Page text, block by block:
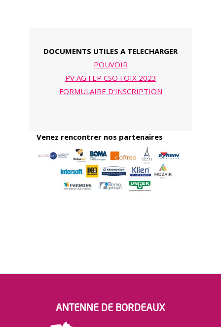
DOCUMENTS UTILES A TELECHARGER
POUVOIR
PV AG FEP CSO FOIX 2023
FORMULAIRE D’INSCRIPTION
Venez rencontrer nos partenaires
ANTENNE DE BORDEAUX